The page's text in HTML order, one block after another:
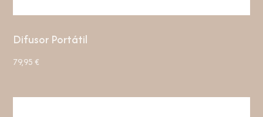
Difusor Portátil
79,95 €